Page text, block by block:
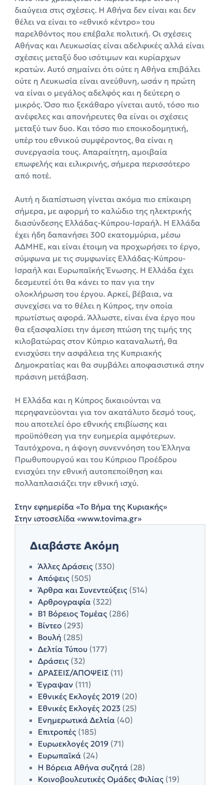
διαύγεια στις σχέσεις. Η Αθήνα δεν είναι και δεν
θέλει να είναι το «εθνικό κέντρο» του
παρελθόντος που επέβαλε πολιτική. Οι σχέσεις
Αθήνας και Λευκωσίας είναι αδελφικές αλλά είναι
σχέσεις μεταξύ δυο ισότιμων και κυρίαρχων
κρατών. Αυτό σημαίνει ότι ούτε η Αθήνα επιβάλει
ούτε η Λευκωσία είναι ανεύθυνη, ωσάν η πρώτη
να είναι ο μεγάλος αδελφός και η δεύτερη ο
μικρός. Όσο πιο ξεκάθαρο γίνεται αυτό, τόσο πιο
ανέφελες και απονήρευτες θα είναι οι σχέσεις
μεταξύ των δυο. Και τόσο πιο εποικοδομητική,
υπέρ του εθνικού συμφέροντος, θα είναι η
συνεργασία τους. Απαραίτητη, αμοιβαία
επωφελής και ειλικρινής, σήμερα περισσότερο
από ποτέ.
Αυτή η διαπίστωση γίνεται ακόμα πιο επίκαιρη
σήμερα, με αφορμή το καλώδιο της ηλεκτρικής
διασύνδεσης Ελλάδας-Κύπρου-Ισραήλ. Η Ελλάδα
έχει ήδη δαπανήσει 300 εκατομμύρια, μέσω
ΑΔΜΗΕ, και είναι έτοιμη να προχωρήσει το έργο,
σύμφωνα με τις συμφωνίες Ελλάδας-Κύπρου-
Ισραήλ και Ευρωπαϊκής Ένωσης. Η Ελλάδα έχει
δεσμευτεί ότι θα κάνει το παν για την
ολοκλήρωση του έργου. Αρκεί, βέβαια, να
συνεχίσει να το θέλει η Κύπρος, την οποία
πρωτίστως αφορά. Άλλωστε, είναι ένα έργο που
θα εξασφαλίσει την άμεση πτώση της τιμής της
κιλοβατώρας στον Κύπριο καταναλωτή, θα
ενισχύσει την ασφάλεια της Κυπριακής
Δημοκρατίας και θα συμβάλει αποφασιστικά στην
πράσινη μετάβαση.
Η Ελλάδα και η Κύπρος δικαιούνται να
περηφανεύονται για τον ακατάλυτο δεσμό τους,
που αποτελεί όρο εθνικής επιβίωσης και
προϋπόθεση για την ευημερία αμφότερων.
Ταυτόχρονα, η άψογη συνεννόηση του Έλληνα
Πρωθυπουργού και του Κύπριου Προέδρου
ενισχύει την εθνική αυτοπεποίθηση και
πολλαπλασιάζει την εθνική ισχύ.
Στην εφημερίδα «Το Βήμα της Κυριακής»
Στην ιστοσελίδα «www.tovima.gr»
Διαβάστε Ακόμη
Άλλες Δράσεις (330)
Απόψεις (505)
Άρθρα και Συνεντεύξεις (514)
Αρθρογραφία (322)
Β1 Βόρειος Τομέας (286)
Βίντεο (293)
Βουλή (285)
Δελτία Τύπου (177)
Δράσεις (32)
ΔΡΑΣΕΙΣ/ΑΠΟΨΕΙΣ (11)
Έγραψαν (111)
Εθνικές Εκλογές 2019 (20)
Εθνικές Εκλογές 2023 (25)
Ενημερωτικά Δελτία (40)
Επιτροπές (185)
Ευρωεκλογές 2019 (71)
Ευρωπαϊκά (24)
Η Βόρεια Αθήνα συζητά (28)
Κοινοβουλευτικές Ομάδες Φιλίας (19)